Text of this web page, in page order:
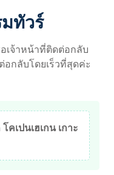
ทัวร์
เจ้าหน้าที่ติดต่อกลับ
กลับโดยเร็วที่สุดค่ะ
คเปนเฮเกน เกาะ